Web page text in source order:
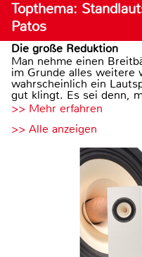
Topthema:
Patos
Die große Reduktion
Man nehme einen
im Grunde alles weitere
wahrscheinlich ein
gut klingt. Es sei denn,
>> Mehr erfahren
>> Alle anzeigen